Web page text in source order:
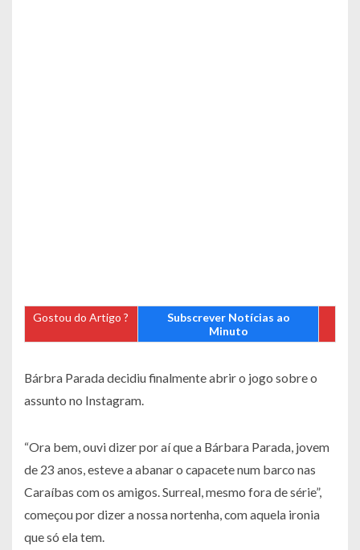
Gostou do Artigo ?
Subscrever Notícias ao
Minuto
Bárbra Parada decidiu finalmente abrir o jogo sobre o
assunto no Instagram.
“Ora bem, ouvi dizer por aí que a Bárbara Parada, jovem
de 23 anos, esteve a abanar o capacete num barco nas
Caraíbas com os amigos. Surreal, mesmo fora de série”,
começou por dizer a nossa nortenha, com aquela ironia
que só ela tem.